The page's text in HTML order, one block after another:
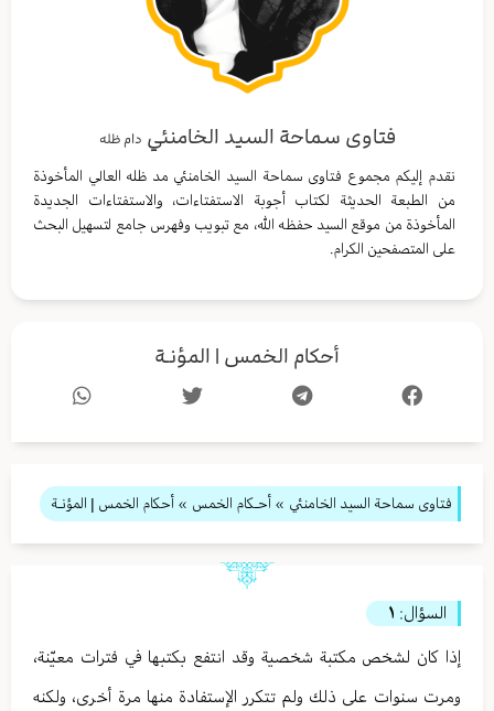
فتاوى سماحة السيد الخامنئي دام ظله
نقدم إليكم مجموع فتاوى سماحة السيد الخامنئي مد ظله العالي المأخوذة
من الطبعة الحديثة لكتاب أجوبة الاستفتاءات، والاستفتاءات الجديدة
المأخوذة من موقع السيد حفظه الله، مع تبويب وفهرس جامع لتسهيل البحث
على المتصفحين الكرام.
أحكام الخمس | المؤنـة
فتاوى سماحة السيد الخامنئي » أحـكام الخمس » أحكام الخمس | المؤنـة
السؤال: ١
إذا كان لشخص مكتبة شخصية وقد انتفع بكتبها في فترات معيّنة،
ومرت سنوات على ذلك ولم تتكرر الإستفادة منها مرة أخرى، ولكنه